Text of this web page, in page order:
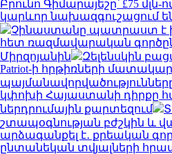
Բրունո Գիմարայեշը՝ £75 մլն-
կարևոր նախազգուշացում
Չինաստանը պատրաստ է
հետ ռազմավարական
Միրզոյանին
Զելենսկին
Patriot-ի հրթիռների
կփոխի Հայաստանի դիրքը
ներդրումային քարտեզում
շտապօգնության բժշկին և
արձագանքել է․ քրեական
ընտանեկան տվյալների